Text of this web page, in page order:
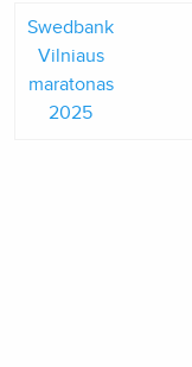
Swedbank
Vilniaus
maratonas
2025